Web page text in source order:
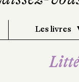
Les livres